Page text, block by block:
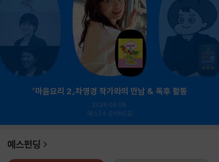
『마음요리 2』차영경 작가와의 만남 & 독후 활동
2026.09.05.
예스24 강서NC점
예스펀딩